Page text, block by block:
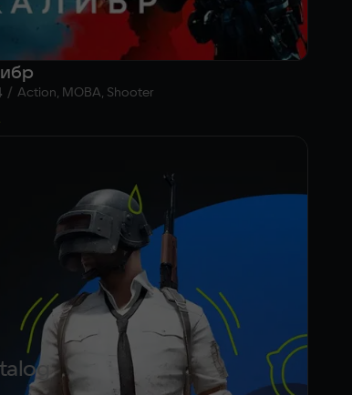
/ Action, MOBA, Shooter